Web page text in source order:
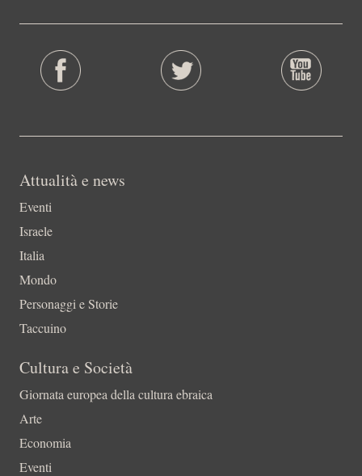
Attualità e news
Eventi
Israele
Italia
Mondo
Personaggi e Storie
Taccuino
Cultura e Società
Giornata europea della cultura ebraica
Arte
Economia
Eventi